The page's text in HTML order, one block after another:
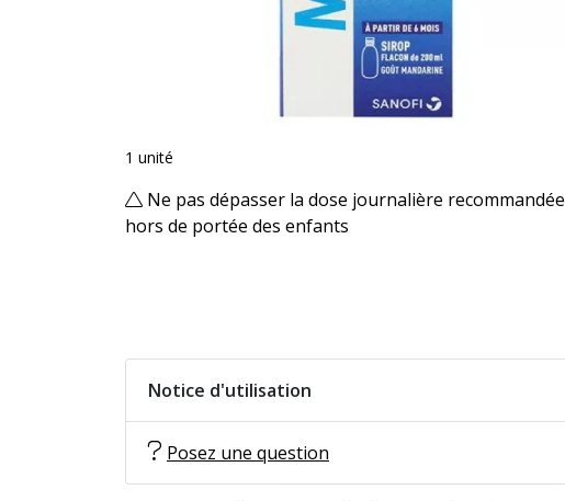
1 unité
Ne pas dépasser la dose journalière
hors de portée des enfants
Notice d'utilisation
Posez une question